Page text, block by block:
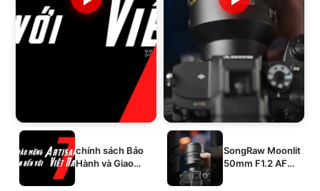
chính sách Bảo
Hành và Giao
SongRaw Moonlit
50mm F1.2 AF